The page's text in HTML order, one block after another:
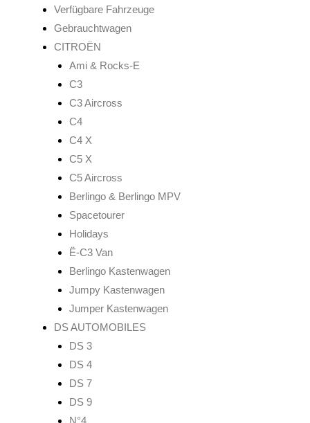
Verfügbare Fahrzeuge
Gebrauchtwagen
CITROËN
Ami & Rocks-E
C3
C3 Aircross
C4
C4 X
C5 X
C5 Aircross
Berlingo & Berlingo MPV
Spacetourer
Holidays
Ë-C3 Van
Berlingo Kastenwagen
Jumpy Kastenwagen
Jumper Kastenwagen
DS AUTOMOBILES
DS 3
DS 4
DS 7
DS 9
N°4